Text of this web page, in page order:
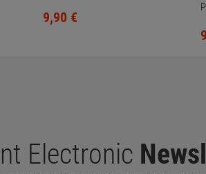
9,90 €
Electronic